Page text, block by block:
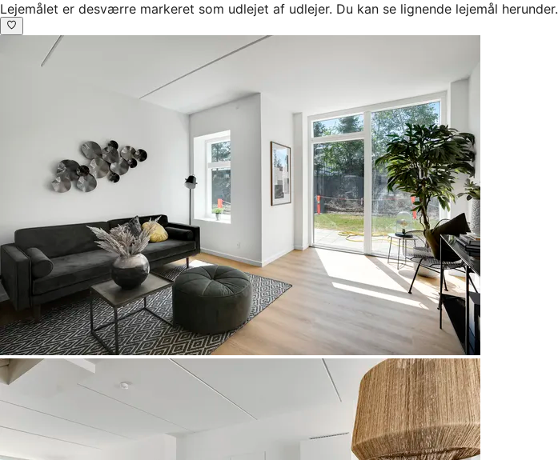
Lejemålet er desværre markeret som udlejet af udlejer. Du kan se lignende lejemål herunder.